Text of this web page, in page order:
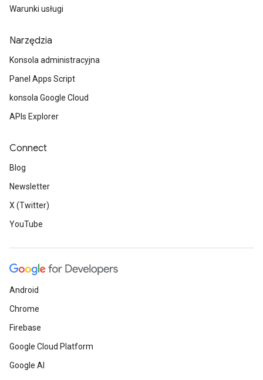
Warunki usługi
Narzędzia
Konsola administracyjna
Panel Apps Script
konsola Google Cloud
APIs Explorer
Connect
Blog
Newsletter
X (Twitter)
YouTube
Android
Chrome
Firebase
Google Cloud Platform
Google AI